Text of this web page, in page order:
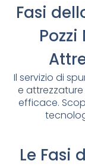
Fasi
Il servizio di
e
efficace.
Le Fasi